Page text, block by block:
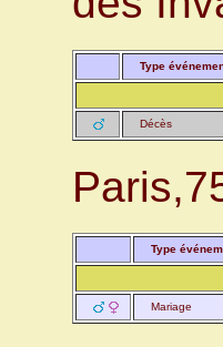
Type
Décès
Type
Mariage